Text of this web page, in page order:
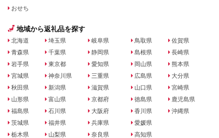
おせち
地域から返礼品を探す
北海道
青森県
岩手県
宮城県
秋田県
山形県
福島県
茨城県
栃木県
埼玉県
千葉県
東京都
神奈川県
新潟県
富山県
石川県
福井県
山梨県
岐阜県
静岡県
愛知県
三重県
滋賀県
京都府
大阪府
兵庫県
奈良県
鳥取県
島根県
岡山県
広島県
山口県
徳島県
香川県
愛媛県
高知県
佐賀県
長崎県
熊本県
大分県
宮崎県
鹿児島県
沖縄県